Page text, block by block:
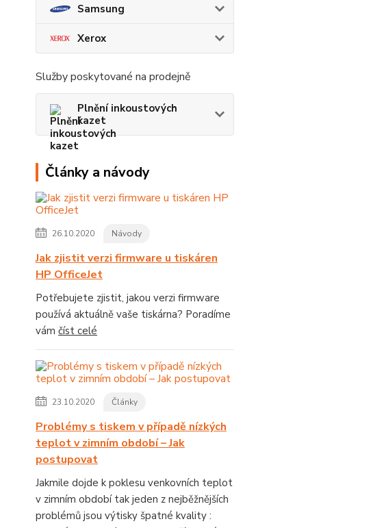
Samsung
Xerox
Služby poskytované na prodejně
Plnění inkoustových
kazet
Články a návody
26.10.2020 Návody
Jak zjistit verzi firmware u tiskáren
HP OfficeJet
Potřebujete zjistit, jakou verzi firmware
používá aktuálně vaše tiskárna? Poradíme
vám číst celé
23.10.2020 Články
Problémy s tiskem v případě nízkých
teplot v zimním období – Jak
postupovat
Jakmile dojde k poklesu venkovních teplot
v zimním období tak jeden z nejběžnějších
problémů jsou výtisky špatné kvality :